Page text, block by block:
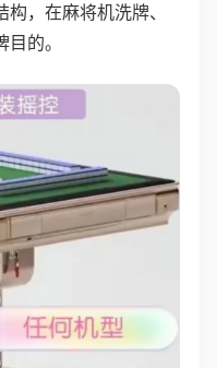
，在麻将机洗牌、
的。